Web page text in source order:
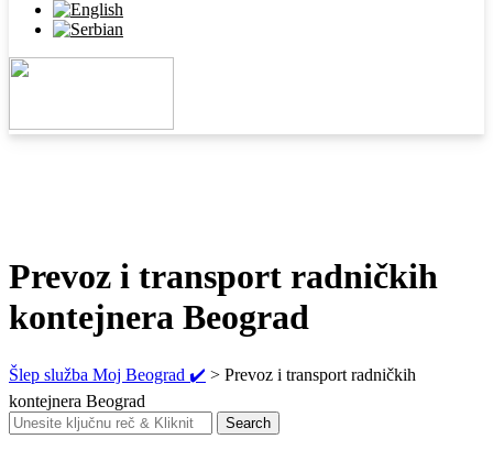
Prevoz i transport radničkih
kontejnera Beograd
Šlep služba Moj Beograd ✔️ > Prevoz i transport radničkih
kontejnera Beograd
Search
for:
Search